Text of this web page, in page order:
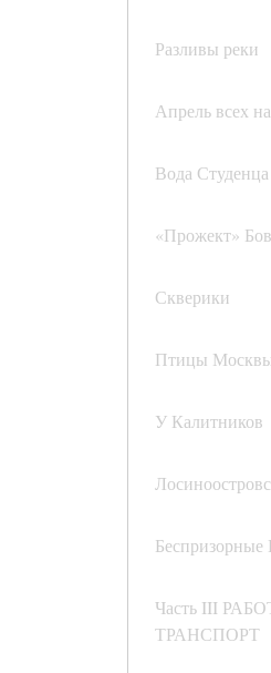
Разливы реки
Апрель всех
Вода Студенца
«Прожект»
Скверики
Птицы
У Калитников
Часть III
ТРАНСПОРТ